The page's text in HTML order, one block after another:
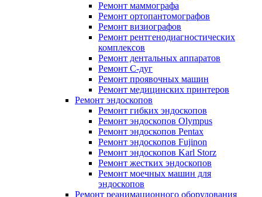
Ремонт маммографа
Ремонт ортопантомографов
Ремонт визиографов
Ремонт рентгенодиагностических
комплексов
Ремонт дентальных аппаратов
Ремонт С-дуг
Ремонт проявочных машин
Ремонт медицинских принтеров
Ремонт эндоскопов
Ремонт гибких эндоскопов
Ремонт эндоскопов Olympus
Ремонт эндоскопов Pentax
Ремонт эндоскопов Fujinon
Ремонт эндоскопов Karl Storz
Ремонт жестких эндоскопов
Ремонт моечных машин для
эндоскопов
Ремонт реанимационного оборудования